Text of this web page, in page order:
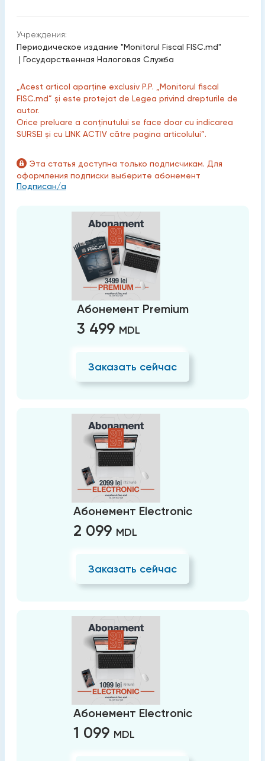
Учреждения:
Периодическое издание "Monitorul Fiscal FISC.md"
| Государственная Налоговая Служба
„Acest articol aparține exclusiv P.P. „Monitorul fiscal
FISC.md” și este protejat de Legea privind drepturile de
autor.
Orice preluare a conținutului se face doar cu indicarea
SURSEI și cu LINK ACTIV către pagina articolului”.
Эта статья доступна только подписчикам. Для
оформления подписки выберите абонемент
Подписан/а
Абонемент Premium
3 499 MDL
Заказать сейчас
Абонемент Electronic
2 099 MDL
Заказать сейчас
Абонемент Electronic
1 099 MDL